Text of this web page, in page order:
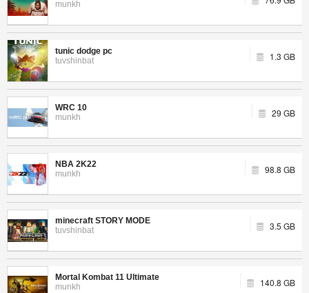
munkh
tunic dodge pc
tuvshinbat
1.3 GB
WRC 10
munkh
29 GB
NBA 2K22
munkh
98.8 GB
minecraft STORY MODE
tuvshinbat
3.5 GB
Mortal Kombat 11 Ultimate
munkh
140.8 GB